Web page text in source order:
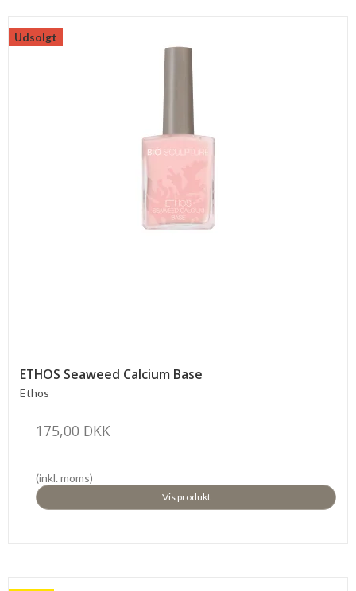
Udsolgt
ETHOS Seaweed Calcium Base
Ethos
175,00 DKK
(inkl. moms)
Vis produkt